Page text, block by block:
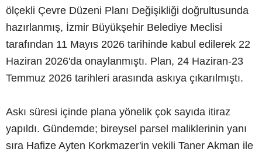
ölçekli Çevre Düzeni Planı Değişikliği doğrultusunda
hazırlanmış, İzmir Büyükşehir Belediye Meclisi
tarafından 11 Mayıs 2026 tarihinde kabul edilerek 22
Haziran 2026'da onaylanmıştı. Plan, 24 Haziran-23
Temmuz 2026 tarihleri arasında askıya çıkarılmıştı.
Askı süresi içinde plana yönelik çok sayıda itiraz
yapıldı. Gündemde; bireysel parsel maliklerinin yanı
sıra Hafize Ayten Korkmazer'in vekili Taner Akman ile